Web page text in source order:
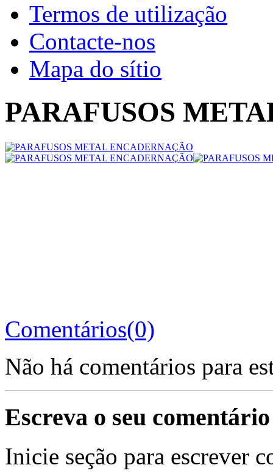
Termos de utilização
Contacte-nos
Mapa do sítio
PARAFUSOS
Comentários(0)
Não há comentários para
Escreva o seu comentário
Inicie seção para escrever